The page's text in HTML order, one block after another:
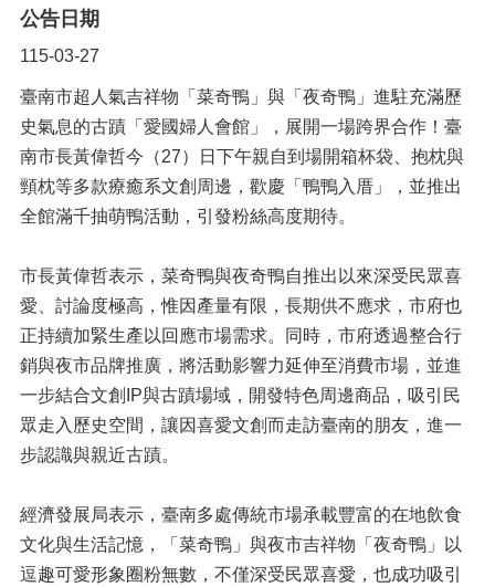
公告日期
115-03-27
臺南市超人氣吉祥物「菜奇鴨」與「夜奇鴨」進駐充滿歷
史氣息的古蹟「愛國婦人會館」，展開一場跨界合作！臺
南市長黃偉哲今（27）日下午親自到場開箱杯袋、抱枕與
頸枕等多款療癒系文創周邊，歡慶「鴨鴨入厝」，並推出
全館滿千抽萌鴨活動，引發粉絲高度期待。
市長黃偉哲表示，菜奇鴨與夜奇鴨自推出以來深受民眾喜
愛、討論度極高，惟因產量有限，長期供不應求，市府也
正持續加緊生產以回應市場需求。同時，市府透過整合行
銷與夜市品牌推廣，將活動影響力延伸至消費市場，並進
一步結合文創IP與古蹟場域，開發特色周邊商品，吸引民
眾走入歷史空間，讓因喜愛文創而走訪臺南的朋友，進一
步認識與親近古蹟。
經濟發展局表示，臺南多處傳統市場承載豐富的在地飲食
文化與生活記憶，「菜奇鴨」與夜市吉祥物「夜奇鴨」以
逗趣可愛形象圈粉無數，不僅深受民眾喜愛，也成功吸引